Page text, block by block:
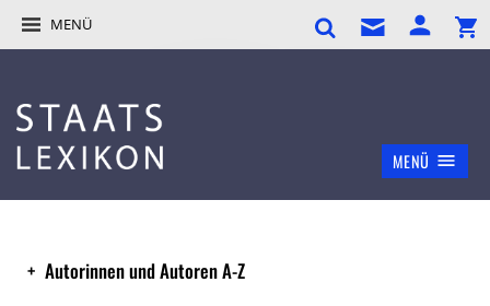
MENÜ
MENÜ
Autorinnen und Autoren A-Z